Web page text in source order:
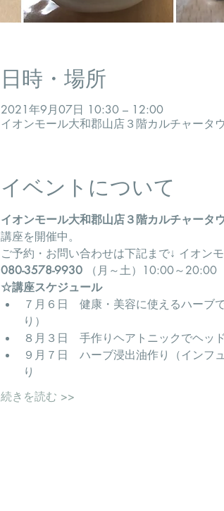
日時・場所
2021年9月07日 10:30 – 12:00
イオンモール大和郡山店３階カルチャータ
イベントについて
イオンモール大和郡山店３階カルチャータ
講座を開催中。
ご予約・お問い合わせは下記まで↓ イオン
080-3578-9930 （月～土）10:00～20:00
☆講座スケジュール
７月６日　健康・美容に使えるハーブ
り）
８月３日　手作りヘアトニックでヘッ
９月７日　ハーブ浸出油作り（インフ
り
続きを読む >>